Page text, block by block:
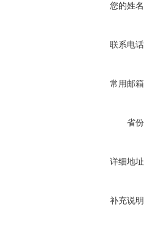
您的姓名
联系电话
常用邮箱
省份
详细地址
补充说明